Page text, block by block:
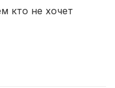
кто не хочет